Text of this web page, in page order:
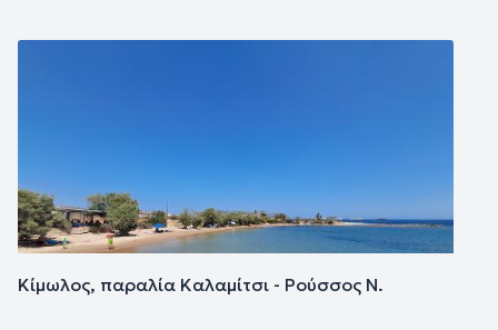
Κίμωλος, παραλία Καλαμίτσι - Ρούσσος Ν.